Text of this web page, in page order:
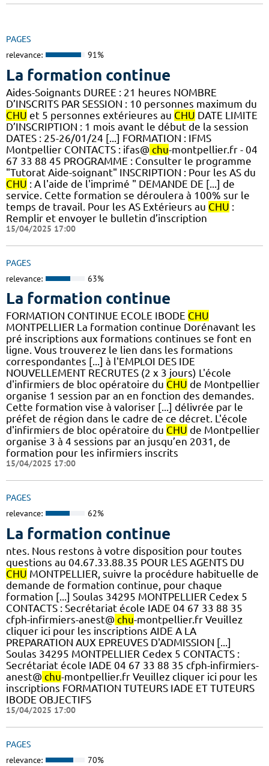
PAGES
relevance: 91%
La formation continue
Aides-Soignants DUREE : 21 heures NOMBRE
D’INSCRITS PAR SESSION : 10 personnes maximum du
CHU et 5 personnes extérieures au CHU DATE LIMITE
D’INSCRIPTION : 1 mois avant le début de la session
DATES : 25-26/01/24 [...] FORMATION : IFMS
Montpellier CONTACTS : ifas@ chu-montpellier.fr - 04
67 33 88 45 PROGRAMME : Consulter le programme
"Tutorat Aide-soignant" INSCRIPTION : Pour les AS du
CHU : A l'aide de l'imprimé " DEMANDE DE [...] de
service. Cette formation se déroulera à 100% sur le
temps de travail. Pour les AS Extérieurs au CHU :
Remplir et envoyer le bulletin d’inscription
15/04/2025 17:00
PAGES
relevance: 63%
La formation continue
FORMATION CONTINUE ECOLE IBODE CHU
MONTPELLIER La formation continue Dorénavant les
pré inscriptions aux formations continues se font en
ligne. Vous trouverez le lien dans les formations
correspondantes [...] à l'EMPLOI DES IDE
NOUVELLEMENT RECRUTES (2 x 3 jours) L'école
d'infirmiers de bloc opératoire du CHU de Montpellier
organise 1 session par an en fonction des demandes.
Cette formation vise à valoriser [...] délivrée par le
préfet de région dans le cadre de ce décret. L'école
d'infirmiers de bloc opératoire du CHU de Montpellier
organise 3 à 4 sessions par an jusqu’en 2031, de
formation pour les infirmiers inscrits
15/04/2025 17:00
PAGES
relevance: 62%
La formation continue
ntes. Nous restons à votre disposition pour toutes
questions au 04.67.33.88.35 POUR LES AGENTS DU
CHU MONTPELLIER, suivre la procédure habituelle de
demande de formation continue, pour chaque
formation [...] Soulas 34295 MONTPELLIER Cedex 5
CONTACTS : Secrétariat école IADE 04 67 33 88 35
cfph-infirmiers-anest@ chu-montpellier.fr Veuillez
cliquer ici pour les inscriptions AIDE A LA
PREPARATION AUX EPREUVES D'ADMISSION [...]
Soulas 34295 MONTPELLIER Cedex 5 CONTACTS :
Secrétariat école IADE 04 67 33 88 35 cfph-infirmiers-
anest@ chu-montpellier.fr Veuillez cliquer ici pour les
inscriptions FORMATION TUTEURS IADE ET TUTEURS
IBODE OBJECTIFS
15/04/2025 17:00
PAGES
relevance: 70%